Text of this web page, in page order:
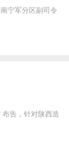
宁军分区副司令
告，针对陕西造